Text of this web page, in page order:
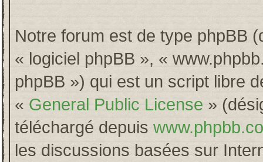
Notre forum est de type phpBB
« logiciel phpBB », «
phpBB ») qui est un script libre
« General Public License »
téléchargé depuis
les discussions basées sur